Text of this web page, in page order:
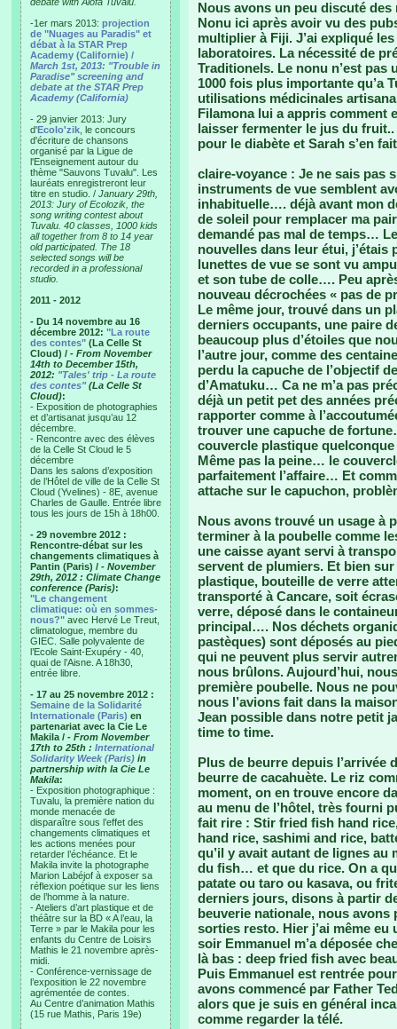
-1er mars 2013: projection
de "Nuages au Paradis" et
débat à la STAR Prep
Academy (Californie) /
March 1st, 2013: "Trouble in
Paradise" screening and
debate at the STAR Prep
Academy (California)
- 29 janvier 2013: Jury
d'Ecolo'zik , le concours
d'écriture de chansons
organisé par la Ligue de
l'Enseignement autour du
thème "Sauvons Tuvalu". Les
lauréats enregistreront leur
titre en studio. / January 29th,
2013: Jury of Ecolozik, the
song writing contest about
Tuvalu. 40 classes, 1000 kids
all together from 8 to 14 year
old participated. The 18
selected songs will be
recorded in a professional
studio.
2011 - 2012
- Du 14 novembre au 16
décembre 2012: "La route
des contes" (La Celle St
Cloud) / - From November
14th to December 15th,
2012: "Tales' trip - La route
des contes"(La Celle St
Cloud):
- Exposition de photographies
et d’artisanat jusqu’au 12
décembre.
- Rencontre avec des élèves
de la Celle St Cloud le 5
décembre
Dans les salons d’exposition
de l’Hôtel de ville de la Celle St
Cloud (Yvelines) - 8E, avenue
Charles de Gaulle. Entrée libre
tous les jours de 15h à 18h00.
- 29 novembre 2012 :
Rencontre-débat sur les
changements climatiques à
Pantin (Paris) / - November
29th, 2012 : Climate Change
conference (Paris):
"Le changement
climatique: où en sommes-
nous?" avec Hervé Le Treut,
climatologue, membre du
GIEC. Salle polyvalente de
l’Ecole Saint-Exupéry - 40,
quai de l’Aisne. A 18h30,
entrée libre.
- 17 au 25 novembre 2012 :
Semaine de la Solidarité
Internationale (Paris) en
partenariat avec la Cie Le
Makila / - From November
17th to 25th : International
Solidarity Week (Paris) in
partnership with la Cie Le
Makila:
- Exposition photographique :
Tuvalu, la première nation du
monde menacée de
disparaître sous l’effet des
changements climatiques et
les actions menées pour
retarder l’échéance. Et le
Makila invite la photographe
Marion Labéjof à exposer sa
réflexion poétique sur les liens
de l’homme à la nature.
- Ateliers d’art plastique et de
théâtre sur la BD « A l’eau, la
Terre » par le Makila pour les
enfants du Centre de Loisirs
Mathis le 21 novembre après-
midi.
- Conférence-vernissage de
l’exposition le 22 novembre
agrémentée de contes.
Au Centre d’animation Mathis
(15 rue Mathis, Paris 19e)
Nous avons un peu discuté
Nonu ici après avoir vu des
multiplier à Fiji. J’ai expliqué
laboratoires. La nécessité de
Traditionels. Le nonu n’est pas
1000 fois plus importante qu’a
utilisations médicinales
Filamona lui a appris comment
laisser fermenter le jus du
pour le diabète et Sarah s’en
claire-voyance : Je ne sais pas
instruments de vue semblent
inhabituelle…. déjà avant mon
de soleil pour remplacer ma
demandé pas mal de temps…
nouvelles dans leur étui, j’étais
lunettes de vue se sont vu
et son tube de colle…. Peu
nouveau décrochées « pas de
Le même jour, trouvé dans un
derniers occupants, une paire
beaucoup plus d’étoiles que
l’autre jour, comme des
perdu la capuche de l’objectif
d’Amatuku… Ca ne m’a pas
déjà un petit pet des années
rapporter comme à
trouver une capuche de
couvercle plastique
Même pas la peine… le
parfaitement l’affaire… Et
attache sur le capuchon,
Nous avons trouvé un usage à
terminer à la poubelle comme
une caisse ayant servi à
servent de plumiers. Et bien
plastique, bouteille de verre
transporté à Cancare, soit
verre, déposé dans le
principal…. Nos déchets
pastèques) sont déposés au
qui ne peuvent plus servir
nous brûlons. Aujourd’hui,
première poubelle. Nous ne
nous l’avions fait dans la
Jean possible dans notre petit
time to time.
Plus de beurre depuis l’arrivée
beurre de cacahuète. Le riz
moment, on en trouve encore
au menu de l’hôtel, très fourni
fait rire : Stir fried fish hand
hand rice, sashimi and rice,
qu’il y avait autant de lignes au
du fish… et que du rice. On a
patate ou taro ou kasava, ou
derniers jours, disons à partir
beuverie nationale, nous avons
sorties resto. Hier j’ai même eu
soir Emmanuel m’a déposée
là bas : deep fried fish avec
Puis Emmanuel est rentrée
avons commencé par Father
alors que je suis en général
comme regarder la télé.